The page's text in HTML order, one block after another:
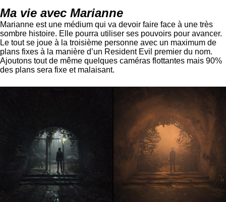
Ma vie avec Marianne
Marianne est une médium qui va devoir faire face à une très
sombre histoire. Elle pourra utiliser ses pouvoirs pour avancer.
Le tout se joue à la troisième personne avec un maximum de
plans fixes à la manière d’un Resident Evil premier du nom.
Ajoutons tout de même quelques caméras flottantes mais 90%
des plans sera fixe et malaisant.